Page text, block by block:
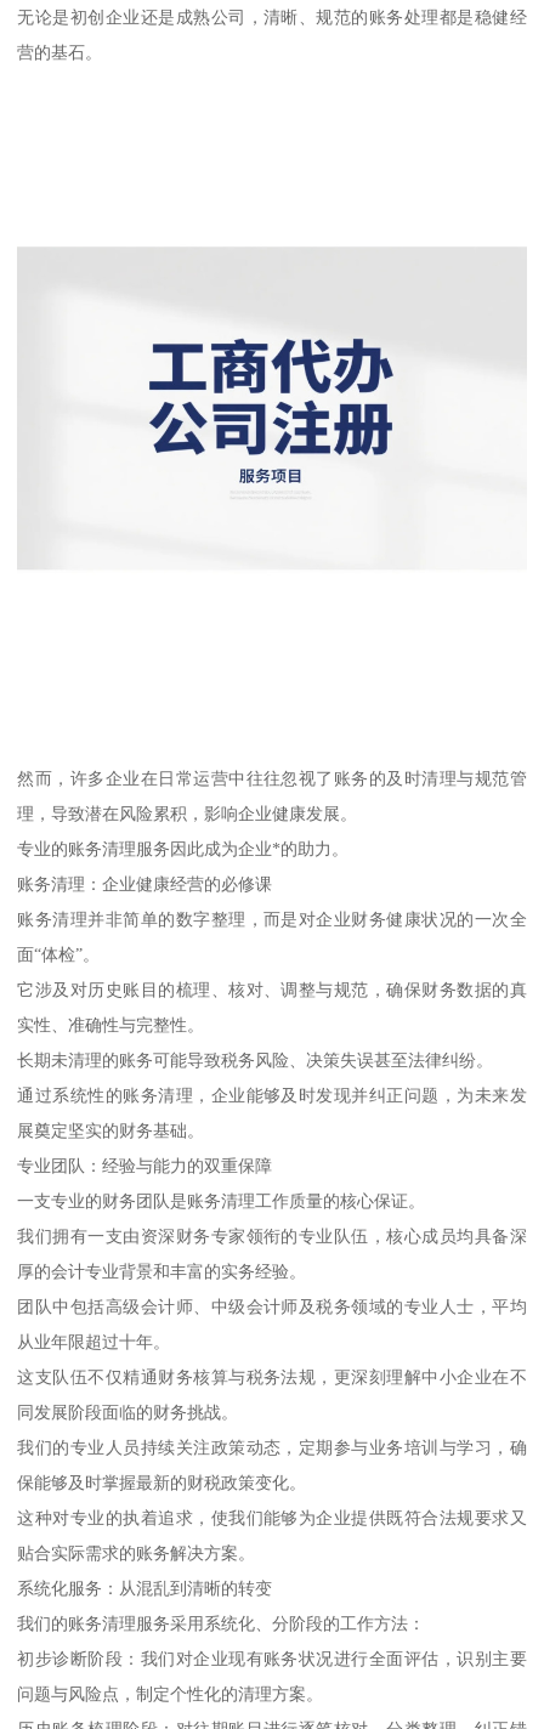
无论是初创企业还是成熟公司，清晰、规范的账务处理都是稳健经
营的基石。
然而，许多企业在日常运营中往往忽视了账务的及时清理与规范管
理，导致潜在风险累积，影响企业健康发展。
专业的账务清理服务因此成为企业*的助力。
账务清理：企业健康经营的必修课
账务清理并非简单的数字整理，而是对企业财务健康状况的一次全
面“体检”。
它涉及对历史账目的梳理、核对、调整与规范，确保财务数据的真
实性、准确性与完整性。
长期未清理的账务可能导致税务风险、决策失误甚至法律纠纷。
通过系统性的账务清理，企业能够及时发现并纠正问题，为未来发
展奠定坚实的财务基础。
专业团队：经验与能力的双重保障
一支专业的财务团队是账务清理工作质量的核心保证。
我们拥有一支由资深财务专家领衔的专业队伍，核心成员均具备深
厚的会计专业背景和丰富的实务经验。
团队中包括高级会计师、中级会计师及税务领域的专业人士，平均
从业年限超过十年。
这支队伍不仅精通财务核算与税务法规，更深刻理解中小企业在不
同发展阶段面临的财务挑战。
我们的专业人员持续关注政策动态，定期参与业务培训与学习，确
保能够及时掌握最新的财税政策变化。
这种对专业的执着追求，使我们能够为企业提供既符合法规要求又
贴合实际需求的账务解决方案。
系统化服务：从混乱到清晰的转变
我们的账务清理服务采用系统化、分阶段的工作方法：
初步诊断阶段：我们对企业现有账务状况进行全面评估，识别主要
问题与风险点，制定个性化的清理方案。